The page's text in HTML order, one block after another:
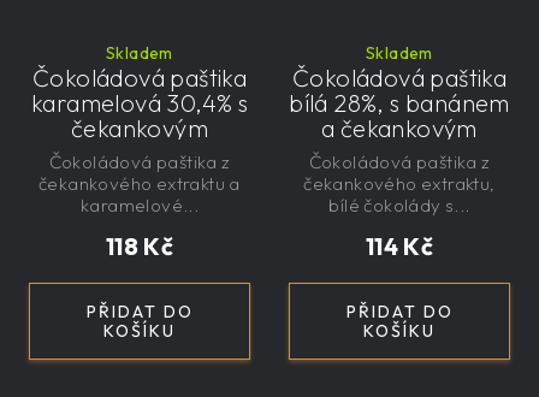
Skladem
Čokoládová paštika
karamelová 30,4% s
čekankovým
sirupem 100g -
nízkokalorická,
řemeslná
118 Kč
PŘIDAT DO
KOŠÍKU
Čokoládová paštika z
čekankového extraktu a
karamelové...
Skladem
Čokoládová paštika
bílá 28%, s banánem
a čekankovým
sirupem 100g -
nízkokalorická,
řemeslná
114 Kč
PŘIDAT DO
KOŠÍKU
Čokoládová paštika z
čekankového extraktu,
bílé čokolády s...